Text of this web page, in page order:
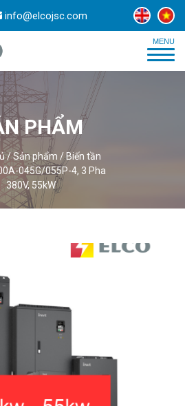
info@elcojsc.com
PHẨM
/Sản phẩm /Biến tần
045G/055P-4, 3 Pha
380V, 55kW